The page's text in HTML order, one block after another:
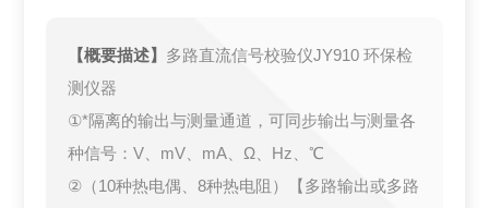
【概要描述】 多路直流信号校验仪JY910 环保检
测仪器
①*隔离的输出与测量通道，可同步输出与测量各
种信号：V、mV、mA、Ω、Hz、℃
②（10种热电偶、8种热电阻）【多路输出或多路